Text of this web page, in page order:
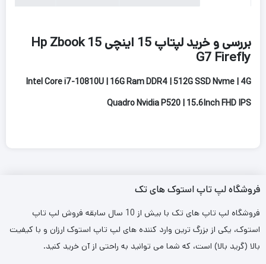
بررسی و خرید لپتاپ 15 اینچی Hp Zbook 15
G7 Firefly
Intel Core i7-10810U | 16G Ram DDR4 | 512G SSD Nvme | 4G
Quadro Nvidia P520 | 15.6Inch FHD IPS
فروشگاه لپ تاپ استوک های تک
فروشگاه لپ تاپ های تک با بیش از 10 سال سابقه فروش لپ تاپ
استوک، یکی از بزرگ ترین وارد کننده های لپ تاپ استوک ارزان و با کیفیت
بالا (گرید بالا) است، که شما می توانید به راحتی از آن خرید کنید.